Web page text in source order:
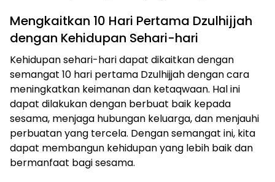
Mengkaitkan 10 Hari Pertama Dzulhijjah
dengan Kehidupan Sehari-hari
Kehidupan sehari-hari dapat dikaitkan dengan
semangat 10 hari pertama Dzulhijjah dengan cara
meningkatkan keimanan dan ketaqwaan. Hal ini
dapat dilakukan dengan berbuat baik kepada
sesama, menjaga hubungan keluarga, dan menjauhi
perbuatan yang tercela. Dengan semangat ini, kita
dapat membangun kehidupan yang lebih baik dan
bermanfaat bagi sesama.